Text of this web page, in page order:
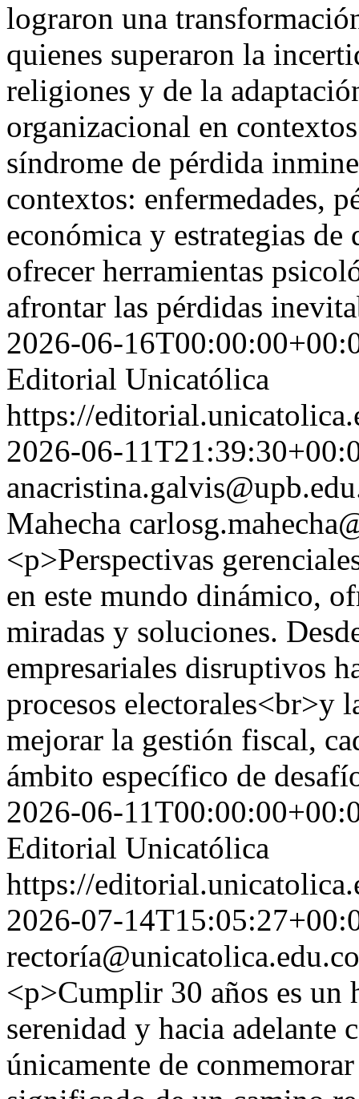
lograron una
quienes superaron la
religiones y de la
organizacional en
síndrome de pérdida
contextos: enfermedades,
económica y estrategias
ofrecer herramientas
afrontar las pérdidas
2026-06-
Editorial Unicatólica
https://
2026-06-
Mahecha
<p>Perspectivas
en este mundo dinámico,
miradas y soluciones.
empresariales disruptivos
procesos electorales<br>y
mejorar la gestión fiscal,
ámbito específico de
2026-06-
Editorial Unicatólica
https://
2026-07-
rectoría@unicatolica.edu.co
<p>Cumplir 30 años es un
serenidad y hacia adelante
únicamente de